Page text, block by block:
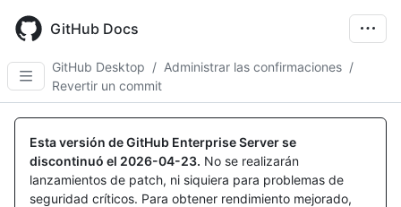
main
content
GitHub Docs
GitHub Desktop / Administrar las confirmaciones /
Revertir un commit
Esta versión de GitHub Enterprise Server se
discontinuó el 2026-04-23. No se realizarán
lanzamientos de patch, ni siquiera para problemas de
seguridad críticos. Para obtener rendimiento mejorado,